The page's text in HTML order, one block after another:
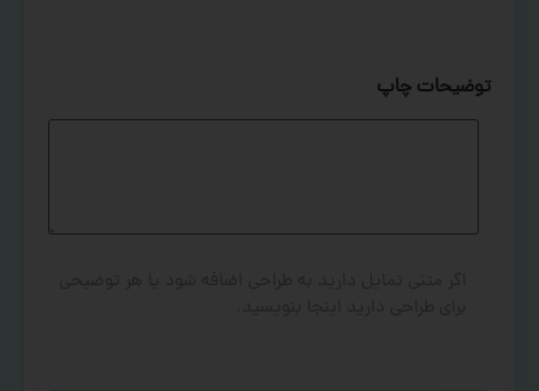
توضیحات چاپ